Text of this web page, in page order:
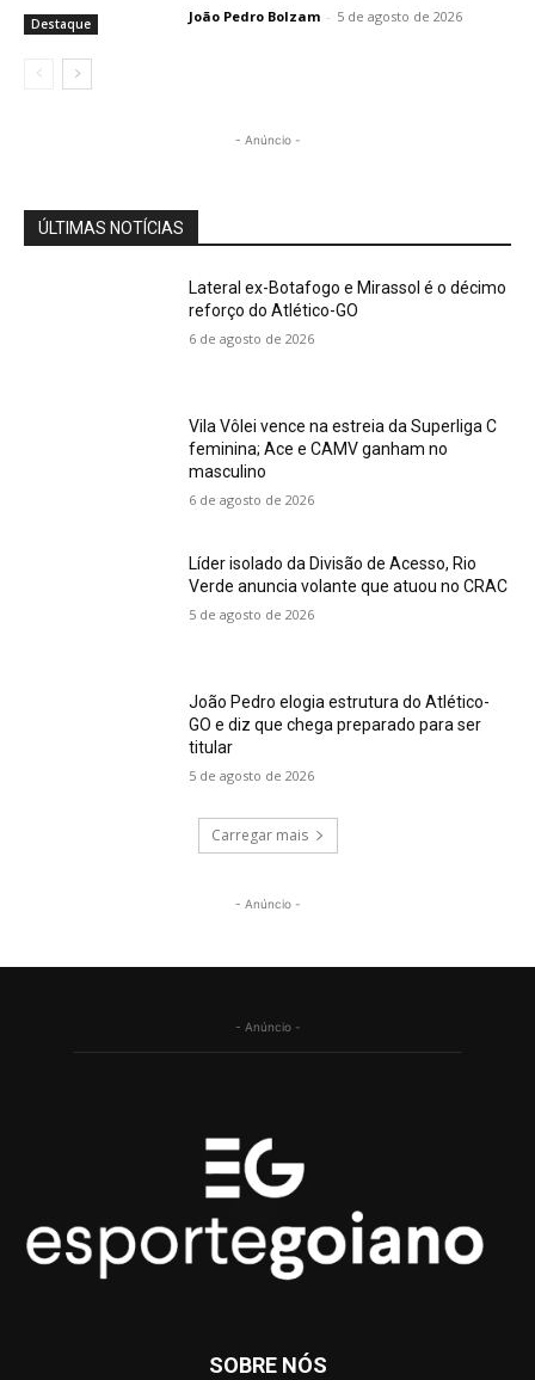
Destaque João Pedro Bolzam - 5 de agosto de 2026
- Anúncio -
ÚLTIMAS NOTÍCIAS
Lateral ex-Botafogo e Mirassol é o décimo
reforço do Atlético-GO
6 de agosto de 2026
Vila Vôlei vence na estreia da Superliga C
feminina; Ace e CAMV ganham no
masculino
6 de agosto de 2026
Líder isolado da Divisão de Acesso, Rio
Verde anuncia volante que atuou no CRAC
5 de agosto de 2026
João Pedro elogia estrutura do Atlético-
GO e diz que chega preparado para ser
titular
5 de agosto de 2026
Carregar mais
- Anúncio -
- Anúncio -
SOBRE NÓS